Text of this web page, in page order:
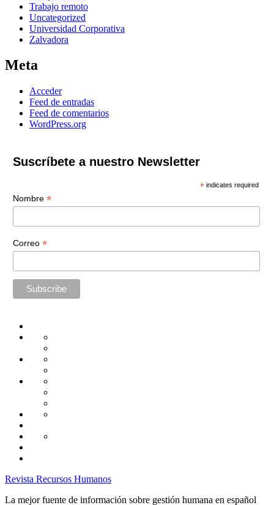
Trabajo remoto
Uncategorized
Universidad Corporativa
Zalvadora
Meta
Acceder
Feed de entradas
Feed de comentarios
WordPress.org
Suscríbete a nuestro Newsletter
* indicates required
Nombre *
Correo *
Administración
Capacitación
Desarrollo
Gestión
Laborales
Selección
Revista Recursos Humanos
La mejor fuente de información sobre gestión humana en español